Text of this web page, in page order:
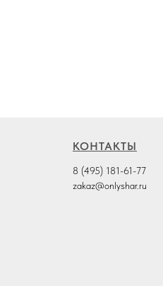
КОНТАКТЫ
8 (495) 181-61-77
zakaz@onlyshar.ru